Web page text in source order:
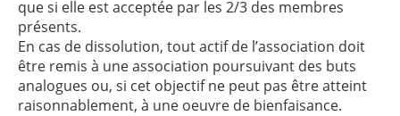
que si elle est acceptée par les 2/3 des membres
présents.
En cas de dissolution, tout actif de l’association doit
être remis à une association poursuivant des buts
analogues ou, si cet objectif ne peut pas être atteint
raisonnablement, à une oeuvre de bienfaisance.